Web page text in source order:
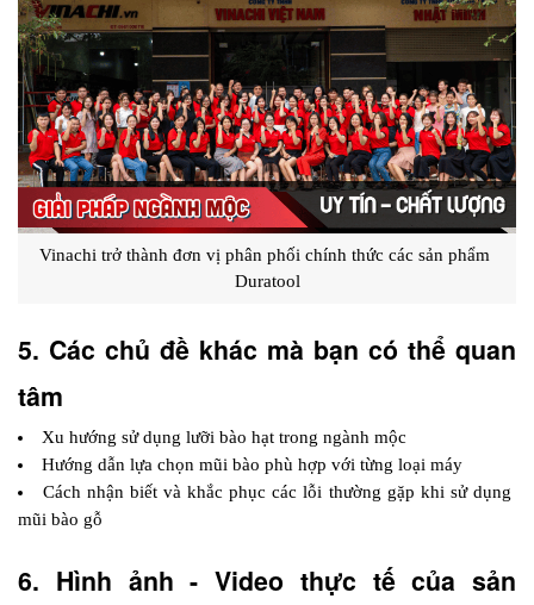
Vinachi trở thành đơn vị phân phối chính thức các sản phẩm
Duratool
5. Các chủ đề khác mà bạn có thể quan
tâm
Xu hướng sử dụng lưỡi bào hạt trong ngành mộc
Hướng dẫn lựa chọn mũi bào phù hợp với từng loại máy
Cách nhận biết và khắc phục các lỗi thường gặp khi sử dụng
mũi bào gỗ
6. Hình ảnh - Video thực tế của sản